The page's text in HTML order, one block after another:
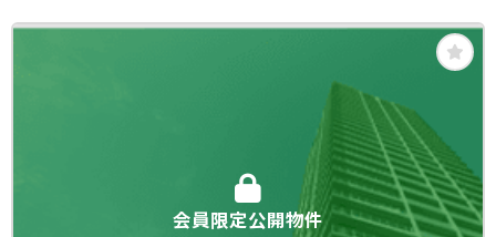
会員限定公開物件